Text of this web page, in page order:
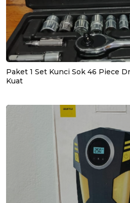
Paket 1 Set Kunci Sok 46 Piece
Kuat